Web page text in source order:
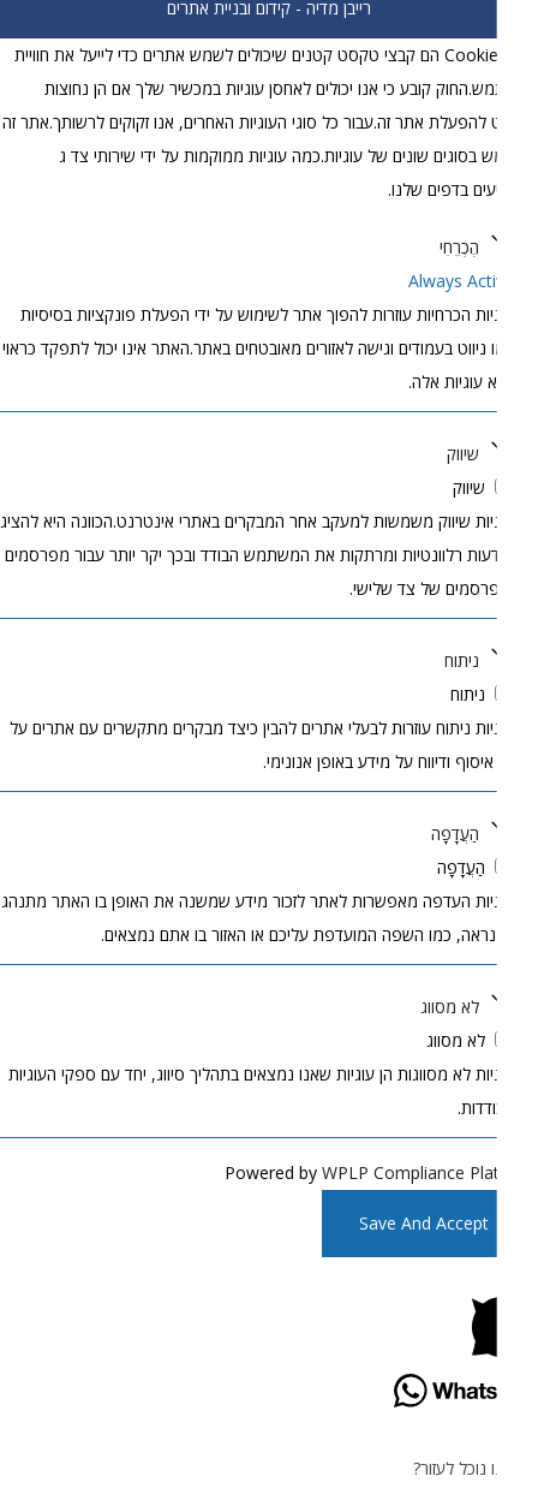
רייבן מדיה - קידום ובניית אתרים
קובצי Cookie הם קבצי טקסט קטנים שיכולים לשמש אתרים כדי לייעל את חוויית
קובע כי אנו יכולים לאחסן עוגיות במכשיר שלך אם הן נחוצות
אתר זה.עבור כל סוגי העוגיות האחרים, אנו זקוקים לרשותך.אתר זה
שונים של עוגיות.כמה עוגיות ממוקמות על ידי שירותי צד ג
בדפים שלנו.
הֶכְרֵחִי
Always
הכרחיות עוזרות להפוך אתר לשימוש על ידי הפעלת פונקציות בסיסיות
ניווט בעמודים וגישה לאזורים מאובטחים באתר.האתר אינו יכול לתפקד כראוי
עוגיות אלה.
שיווק
שיווק
שיווק משמשות למעקב אחר המבקרים באתרי אינטרנט.הכוונה היא להציג
רלוונטיות ומרתקות את המשתמש הבודד ובכך יקר יותר עבור מפרסמים
של צד שלישי.
ניתוח
ניתוח
ניתוח עוזרות לבעלי אתרים להבין כיצד מבקרים מתקשרים עם אתרים על
איסוף ודיווח על מידע באופן אנונימי.
הַעֲדָפָה
הַעֲדָפָה
העדפה מאפשרות לאתר לזכור מידע שמשנה את האופן בו האתר מתנהג
נראה, כמו השפה המועדפת עליכם או האזור בו אתם נמצאים.
לא מסווג
לא מסווג
לא מסווגות הן עוגיות שאנו נמצאים בתהליך סיווג, יחד עם ספקי העוגיות
Powered byWPLP Compliance
Save And Accept
נוכל לעזור?